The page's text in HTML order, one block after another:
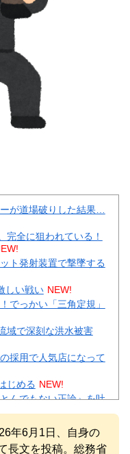
が道場破りした結果…
完全に狙われている！
ト発射装置で撃墜する
しい戦い NEW!
でっかい「三角定規」
域で深刻な洪水被害
採用で人気店になって
じめる NEW!
んでもない正論』を吐
ｗｗ NEW!
場所に行くんやが何が
年6月1日、自身の
長文を投稿。総務省